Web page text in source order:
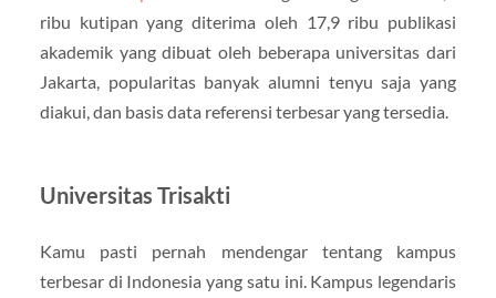
ribu kutipan yang diterima oleh 17,9 ribu publikasi
akademik yang dibuat oleh beberapa universitas dari
Jakarta, popularitas banyak alumni tenyu saja yang
diakui, dan basis data referensi terbesar yang tersedia.
Universitas Trisakti
Kamu pasti pernah mendengar tentang kampus
terbesar di Indonesia yang satu ini. Kampus legendaris